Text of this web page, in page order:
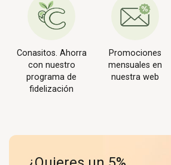
Conasitos. Ahorra
con nuestro
programa de
fidelización
Promociones
mensuales en
nuestra web